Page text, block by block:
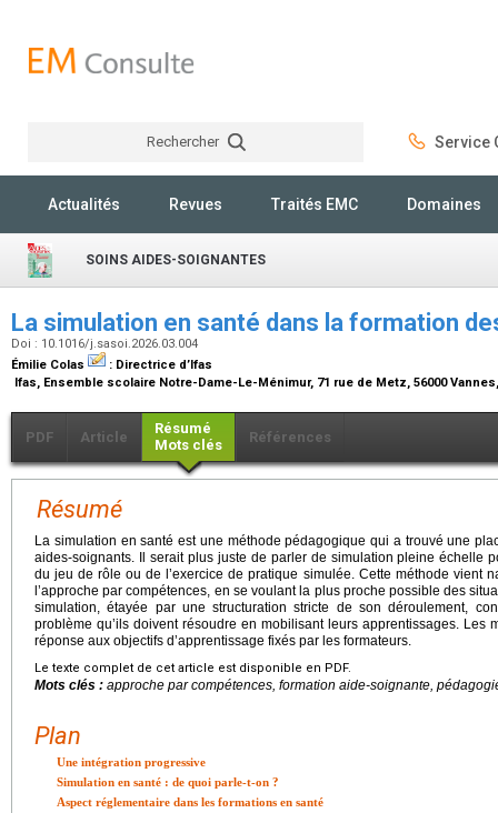
Rechercher Service
Actualités Revues Traités EMC Domaines
SOINS AIDES-SOIGNANTES
La simulation en santé dans la formation
Doi : 10.1016/j.sasoi.2026.03.004
Émilie Colas
: Directrice d’Ifas
Ifas, Ensemble scolaire Notre-Dame-Le-Ménimur, 71 rue de Metz, 56000
PDF Article
Résumé
Mots clés
Références
Résumé
La simulation en santé est une méthode pédagogique qui a trouvé une
aides-soignants. Il serait plus juste de parler de simulation pleine échelle
du jeu de rôle ou de l’exercice de pratique simulée. Cette méthode vient
l’approche par compétences, en se voulant la plus proche possible des
simulation, étayée par une structuration stricte de son déroulement,
problème qu’ils doivent résoudre en mobilisant leurs apprentissages. Les
réponse aux objectifs d’apprentissage fixés par les formateurs.
Le texte complet de cet article est disponible en PDF.
Mots clés : approche par compétences, formation aide-soignante,
Plan
Une intégration progressive
Simulation en santé : de quoi parle-t-on ?
Aspect réglementaire dans les formations en santé